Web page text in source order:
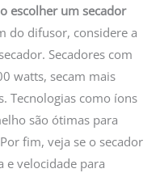
escolher um secador
do difusor, considere a
Secadores com
watts, secam mais
Tecnologias como íons
são ótimas para
fim, veja se o secador
e velocidade para